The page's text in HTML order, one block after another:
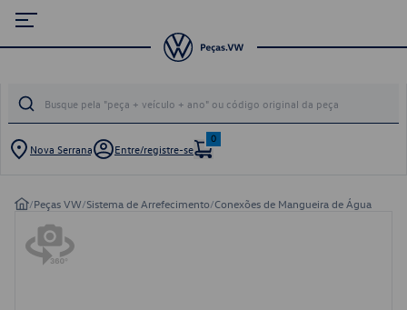
Nova Serrana Entre/registre-se
0
/Peças VW/Sistema de Arrefecimento/Conexões de Mangueira de Água